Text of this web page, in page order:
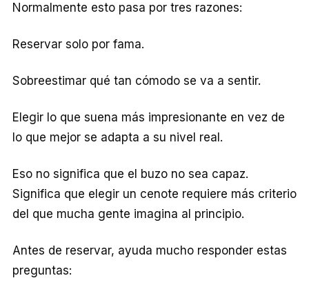
Normalmente esto pasa por tres razones:
Reservar solo por fama.
Sobreestimar qué tan cómodo se va a sentir.
Elegir lo que suena más impresionante en vez de
lo que mejor se adapta a su nivel real.
Eso no significa que el buzo no sea capaz.
Significa que elegir un cenote requiere más criterio
del que mucha gente imagina al principio.
Antes de reservar, ayuda mucho responder estas
preguntas: